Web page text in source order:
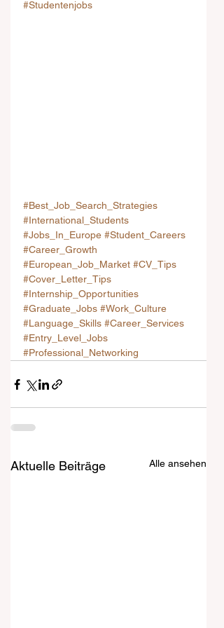
#Studentenjobs
#Best_Job_Search_Strategies
#International_Students
#Jobs_In_Europe #Student_Careers
#Career_Growth
#European_Job_Market #CV_Tips
#Cover_Letter_Tips
#Internship_Opportunities
#Graduate_Jobs #Work_Culture
#Language_Skills #Career_Services
#Entry_Level_Jobs
#Professional_Networking
Aktuelle Beiträge Alle ansehen